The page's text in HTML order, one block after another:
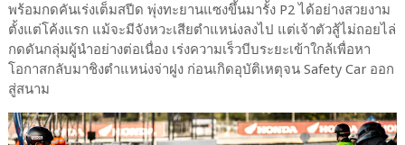
พร้อมกดคันเร่งเต็มสปีด พุ่งทะยานแซงขึ้นมารั้ง P2 ได้อย่างสวยงาม
ตั้งแต่โค้งแรก แม้จะมีจังหวะเสียตำแหน่งลงไป แต่เจ้าตัวสู้ไม่ถอยไล่
กดดันกลุ่มผู้นำอย่างต่อเนื่อง เร่งความเร็วบีบระยะเข้าใกล้เพื่อหา
โอกาสกลับมาชิงตำแหน่งจ่าฝูง ก่อนเกิดอุบัติเหตุจน Safety Car ออก
สู่สนาม